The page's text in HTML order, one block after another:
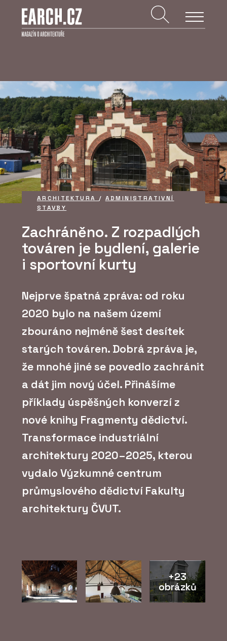
ARCHITEKTURA / ADMINISTRATIVNÍ
STAVBY
Zachráněno. Z rozpadlých
továren je bydlení, galerie
i sportovní kurty
Nejprve špatná zpráva: od roku
2020 bylo na našem území
zbouráno nejméně šest desítek
starých továren. Dobrá zpráva je,
že mnohé jiné se povedlo zachránit
a dát jim nový účel. Přinášíme
příklady úspěšných konverzí z
nové knihy Fragmenty dědictví.
Transformace industriální
architektury 2020–2025, kterou
vydalo Výzkumné centrum
průmyslového dědictví Fakulty
architektury ČVUT.
+23
obrázků